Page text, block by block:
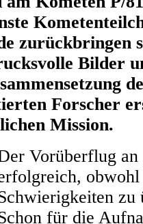
zurückbringen
Bilder
Forscher
Mission.
Vorüberflug
zu
für die